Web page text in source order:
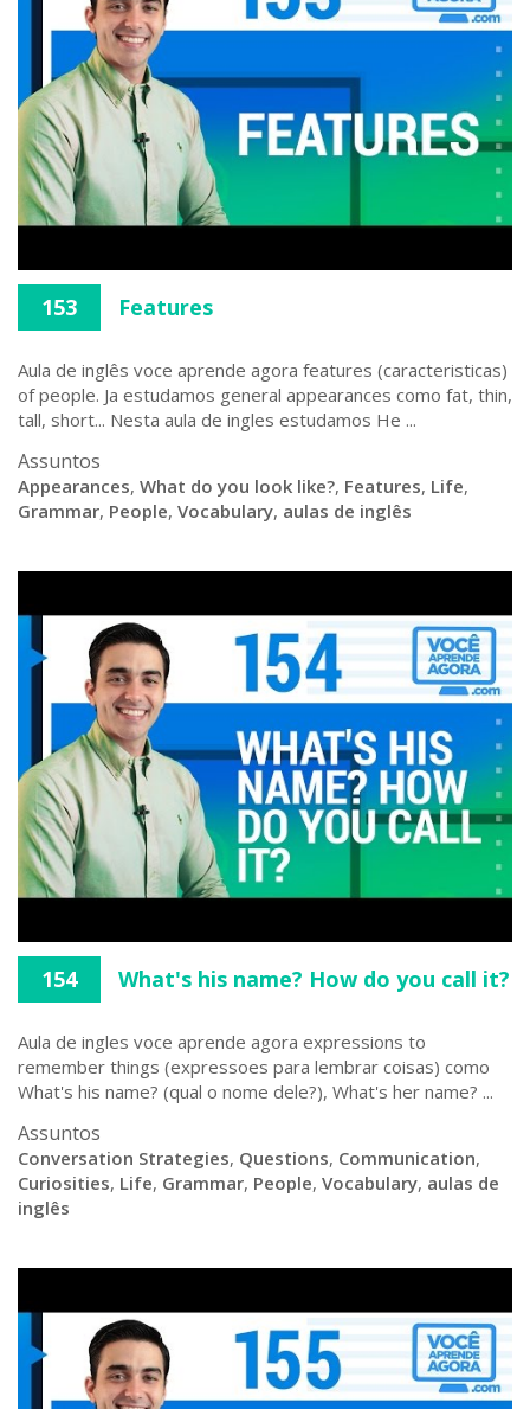
153 Features
Aula de inglês voce aprende agora features (caracteristicas)
of people. Ja estudamos general appearances como fat, thin,
tall, short... Nesta aula de ingles estudamos He ...
Assuntos
Appearances, What do you look like?, Features, Life,
Grammar, People, Vocabulary, aulas de inglês
154 What's his name? How do you call it?
Aula de ingles voce aprende agora expressions to
remember things (expressoes para lembrar coisas) como
What's his name? (qual o nome dele?), What's her name? ...
Assuntos
Conversation Strategies, Questions, Communication,
Curiosities, Life, Grammar, People, Vocabulary, aulas de
inglês